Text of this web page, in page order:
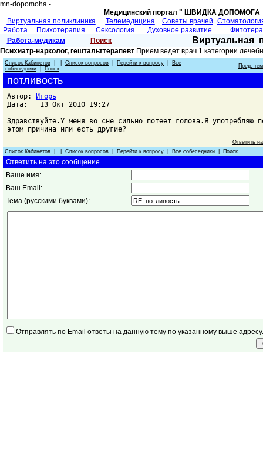
mn-dopomoha -
Медицинский портал " ШВИДКА
Виртуальная поликлиника
Телемедицина Советы врачей
Работа
Психотерапия Сексология Духовное развитие.
Работа-медикам
Поиск Виртуальная
Психиатр-нарколог, гештальттерапевт Прием ведет врач 1 категории
Список Кабинетов Список вопросов Перейти к вопросу
Все
собеседники
Поиск Пред.
потливость
Автор:
Игорь
Дата: 13 Окт 2010 19:27
Здравствуйте.У меня во сне сильно потеет голова.Я употребляю
этом причина или есть другие?
Ответить
Список Кабинетов
Список вопросов Перейти к вопросу Все собеседники Поиск
Ответить на это сообщение
Ваше имя:
Ваш Email:
Тема (русскими буквами):
Отправлять по Email ответы на данную тему по указанному выше адресу.